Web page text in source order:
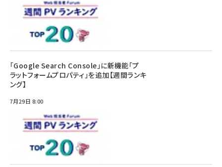
「Google Search Console」に新機能「プ
ラットフォームプロパティ」を追加【週間ランキ
ング】
7月29日 8:00